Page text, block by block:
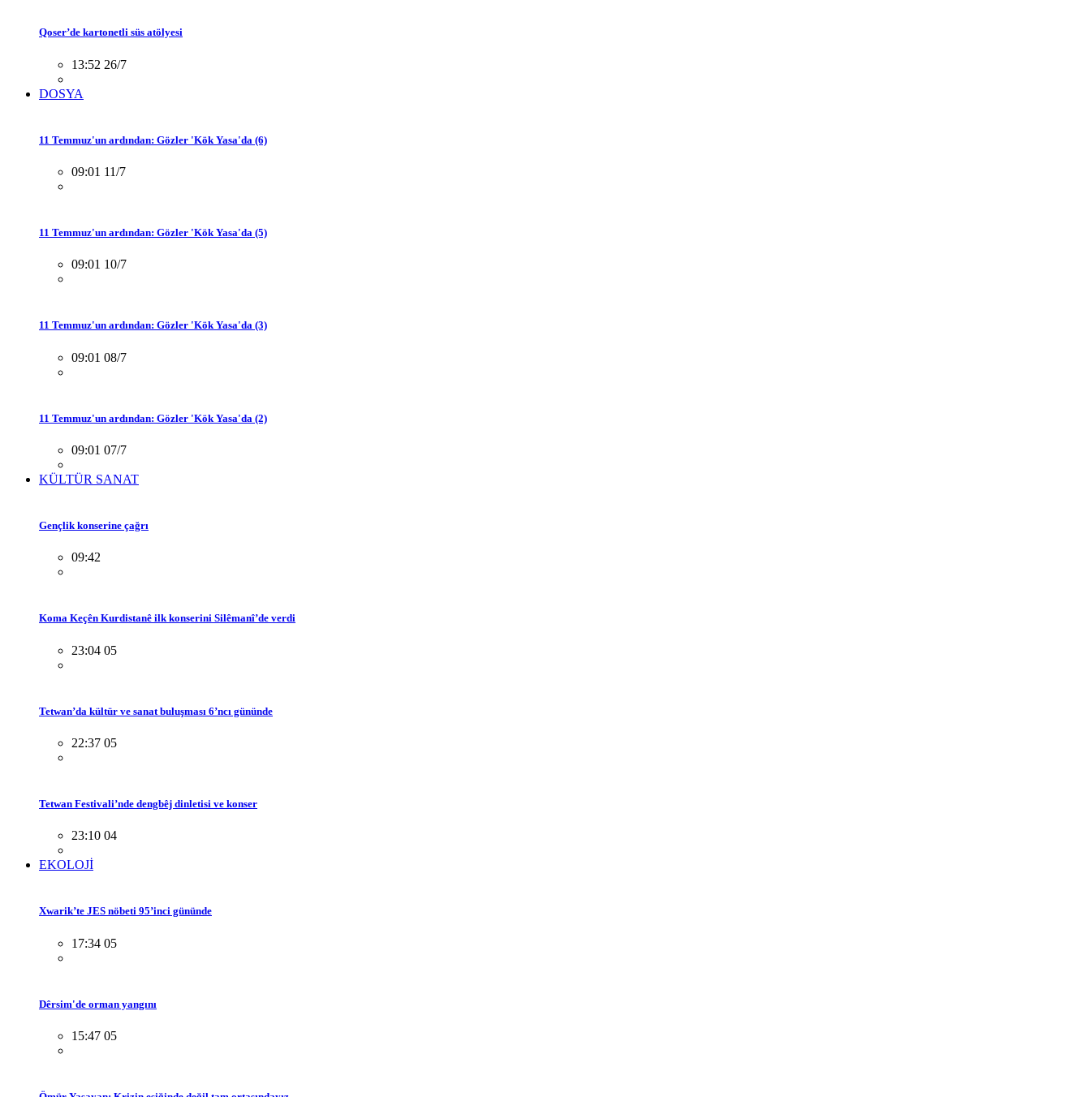
Qoser’de kartonetli süs atölyesi
13:52 26/7
DOSYA
11 Temmuz'un ardından: Gözler 'Kök Yasa'da (6)
09:01 11/7
11 Temmuz'un ardından: Gözler 'Kök Yasa'da (5)
09:01 10/7
11 Temmuz'un ardından: Gözler 'Kök Yasa'da (3)
09:01 08/7
11 Temmuz'un ardından: Gözler 'Kök Yasa'da (2)
09:01 07/7
KÜLTÜR SANAT
Gençlik konserine çağrı
09:42
Koma Keçên Kurdistanê ilk konserini Silêmanî’de verdi
23:04 05
Tetwan’da kültür ve sanat buluşması 6’ncı gününde
22:37 05
Tetwan Festivali’nde dengbêj dinletisi ve konser
23:10 04
EKOLOJİ
Xwarik’te JES nöbeti 95’inci gününde
17:34 05
Dêrsim'de orman yangını
15:47 05